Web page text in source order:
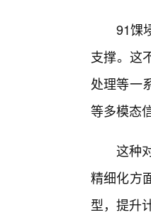
91馃
支撑。这
处理等一
等多模态
这种
精细化方
型，提升